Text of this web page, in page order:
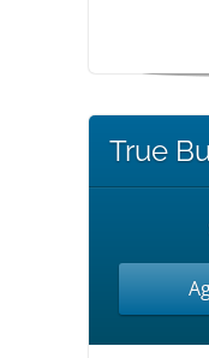
True